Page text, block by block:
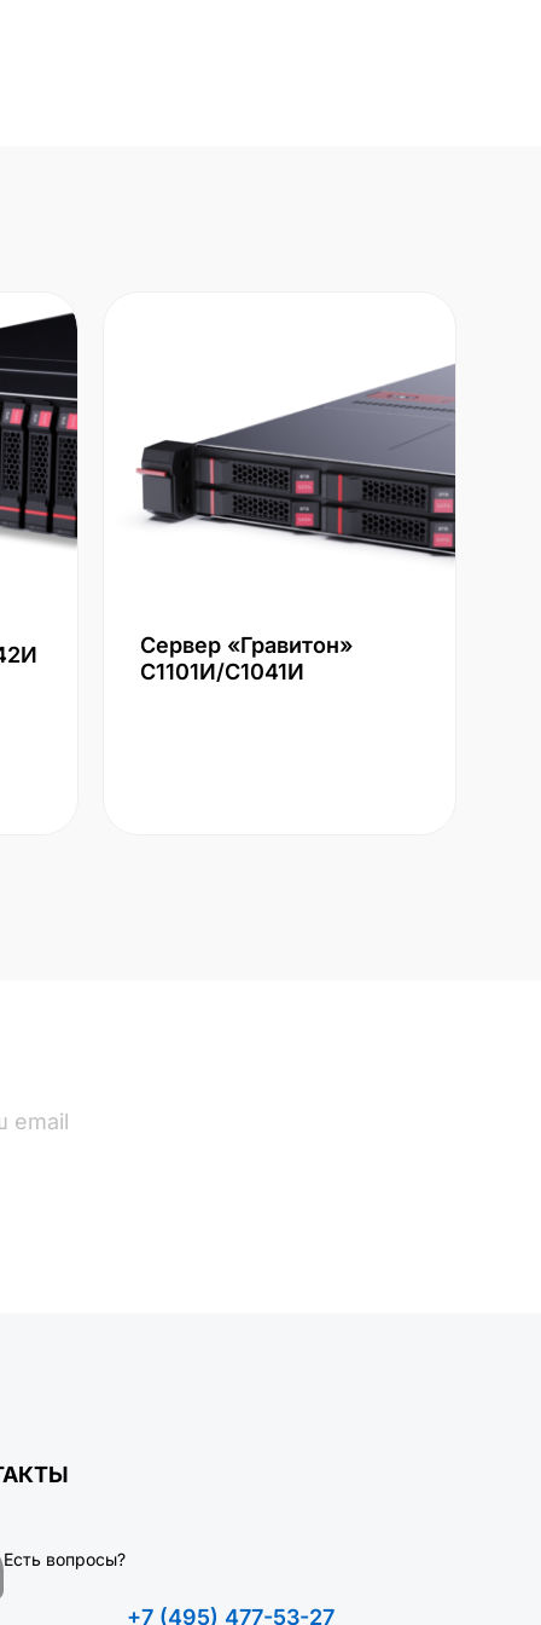
Сервер «Гравитон»
С1101И/С1041И
Есть вопросы?
+7 (495) 477-53-27